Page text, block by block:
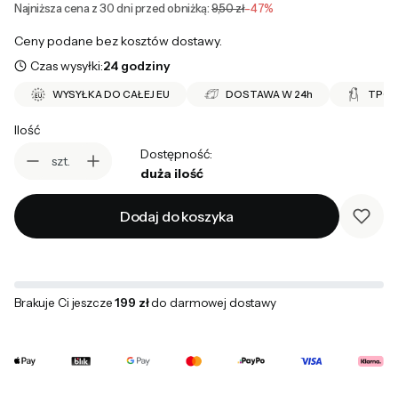
Najniższa cena z 30 dni przed obniżką: 9,50 zł-47%
Ceny podane bez kosztów dostawy.
Czas wysyłki:24 godziny
WYSYŁKA DO CAŁEJ EU DOSTAWA W 24h TPO
Ilość
szt.
Dostępność:
duża ilość
Dodaj do koszyka
Brakuje Ci jeszcze199 złdo darmowej dostawy